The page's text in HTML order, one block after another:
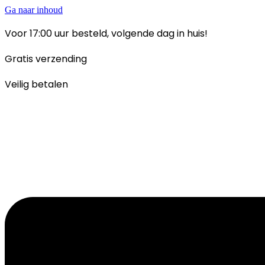
Ga naar inhoud
Voor 17:00 uur besteld, volgende dag in huis!
Gratis verzending
Veilig betalen